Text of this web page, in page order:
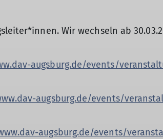
Wir wechseln ab
augsburg.de/events/
augsburg.de/events/
augsburg.de/events/